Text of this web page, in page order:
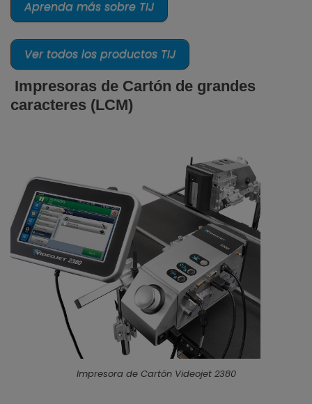
Aprenda más sobre TIJ
Ver todos los productos TIJ
Impresoras de Cartón de grandes
caracteres (LCM)
Impresora de Cartón Videojet 2380